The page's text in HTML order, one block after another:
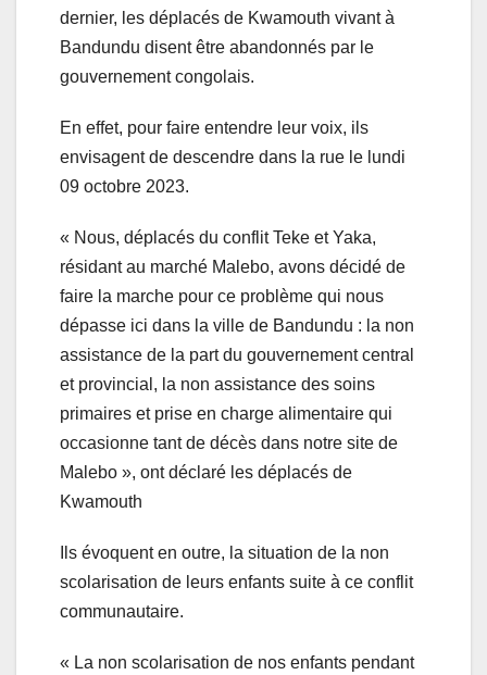
dernier, les déplacés de Kwamouth vivant à
Bandundu disent être abandonnés par le
gouvernement congolais.
En effet, pour faire entendre leur voix, ils
envisagent de descendre dans la rue le lundi
09 octobre 2023.
« Nous, déplacés du conflit Teke et Yaka,
résidant au marché Malebo, avons décidé de
faire la marche pour ce problème qui nous
dépasse ici dans la ville de Bandundu : la non
assistance de la part du gouvernement central
et provincial, la non assistance des soins
primaires et prise en charge alimentaire qui
occasionne tant de décès dans notre site de
Malebo », ont déclaré les déplacés de
Kwamouth
Ils évoquent en outre, la situation de la non
scolarisation de leurs enfants suite à ce conflit
communautaire.
« La non scolarisation de nos enfants pendant